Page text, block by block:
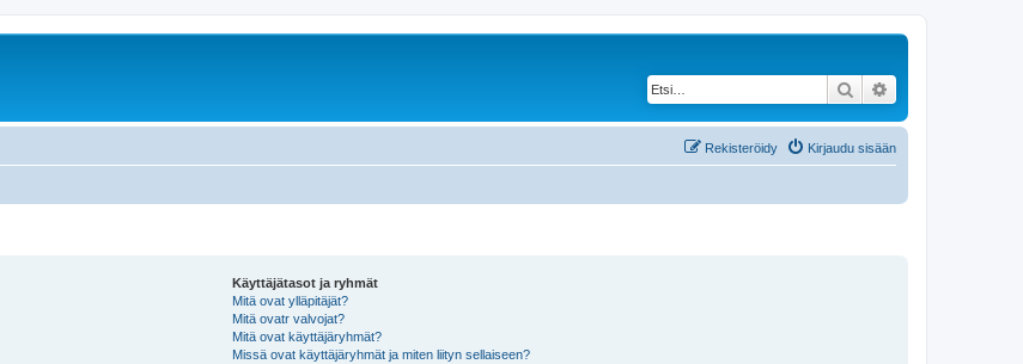
Etsi
Kirjaudu sisään
Rekisteröidy
Käyttäjätasot ja ryhmät
Mitä ovat ylläpitäjät?
Mitä ovatr valvojat?
Mitä ovat käyttäjäryhmät?
Missä ovat käyttäjäryhmät ja miten liityn sellaiseen?